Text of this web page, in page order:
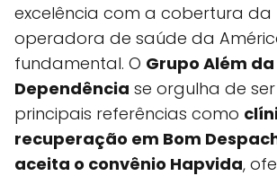
excelência com a cobertura da
operadora de saúde da
fundamental. O Grupo Além da
Dependência se orgulha de
principais referências como
recuperação em Bom
aceita o convênio Hapvida,